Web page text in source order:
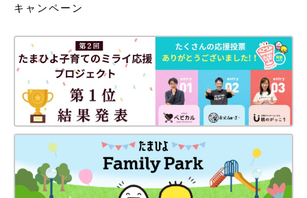
キャンペーン